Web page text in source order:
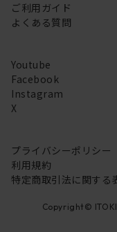
ご利用ガイド
よくある質問
Youtube
Facebook
Instagram
X
プライバシーポリシー
利用規約
特定商取引法に関する
Copyright©